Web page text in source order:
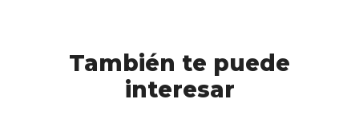
También te puede
interesar